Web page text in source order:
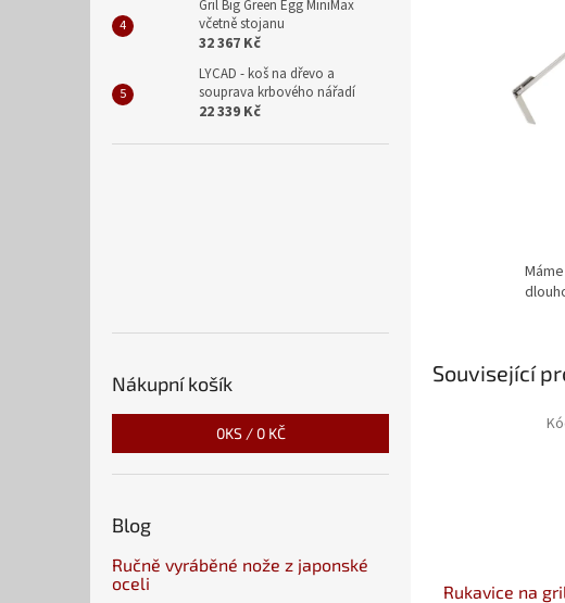
Gril Big Green Egg MiniMax
včetně stojanu
32 367 Kč
LYCAD - koš na dřevo a
souprava krbového nářadí
22 339 Kč
Nákupní košík
0KS / 0 KČ
Blog
Ručně vyráběné nože z japonské
oceli
Související
Rukavice na